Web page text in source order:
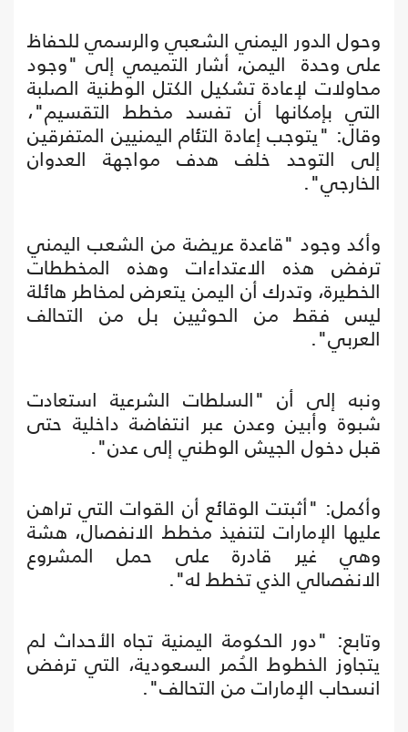
وحول الدور اليمني الشعبي والرسمي للحفاظ
على وحدة اليمن، أشار التميمي إلى "وجود
محاولات لإعادة تشكيل الكتل الوطنية الصلبة
التي بإمكانها أن تفسد مخطط التقسيم"،
وقال: "يتوجب إعادة التئام اليمنيين المتفرقين
إلى التوحد خلف هدف مواجهة العدوان
الخارجي".
وأكد وجود "قاعدة عريضة من الشعب اليمني
ترفض هذه الاعتداءات وهذه المخططات
الخطيرة، وتدرك أن اليمن يتعرض لمخاطر هائلة
ليس فقط من الحوثيين بل من التحالف
العربي".
ونبه إلى أن "السلطات الشرعية استعادت
شبوة وأبين وعدن عبر انتفاضة داخلية حتى
قبل دخول الجيش الوطني إلى عدن".
وأكمل: "أثبتت الوقائع أن القوات التي تراهن
عليها الإمارات لتنفيذ مخطط الانفصال، هشة
وهي غير قادرة على حمل المشروع
الانفصالي الذي تخطط له".
وتابع: "دور الحكومة اليمنية تجاه الأحداث لم
يتجاوز الخطوط الحُمر السعودية، التي ترفض
انسحاب الإمارات من التحالف".